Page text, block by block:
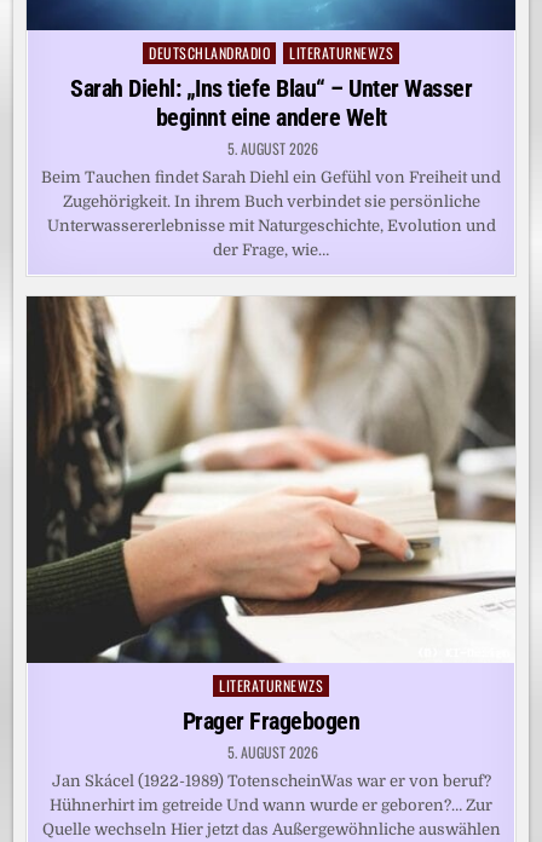
Posted
in
DEUTSCHLANDRADIO LITERATURNEWZS
Sarah Diehl: „Ins tiefe Blau“ – Unter Wasser
beginnt eine andere Welt
5. AUGUST 2026
Beim Tauchen findet Sarah Diehl ein Gefühl von Freiheit und
Zugehörigkeit. In ihrem Buch verbindet sie persönliche
Unterwassererlebnisse mit Naturgeschichte, Evolution und
der Frage, wie…
Posted
LITERATURNEWZS
Prager Fragebogen
5. AUGUST 2026
Jan Skácel (1922-1989) TotenscheinWas war er von beruf?
Hühnerhirt im getreide Und wann wurde er geboren?… Zur
Quelle wechseln Hier jetzt das Außergewöhnliche auswählen